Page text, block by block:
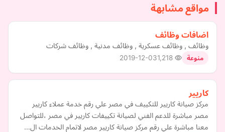
مواقع مشابهة
اضافات وظائف
وظائف , وظائف عسكرية , وظائف مدنية , وظائف شركات
منوعة 2019-12-03
كاريير
مركز صيانة كاريير للتكييف في مصر علي رقم خدمة عملاء كاريير
مصر مباشرة للدعم الفني لصيانة تكييفات كاريير في مصر ،للتواصل
معنا مباشرة علي رقم مركز صيانة كاريير مصر لاتمام الخدمات ال…